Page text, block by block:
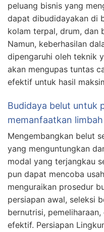
peluang bisnis yang
dapat dibudidayakan di
kolam terpal, drum, dan
Namun, keberhasilan
dipengaruhi oleh teknik
akan mengupas tuntas
efektif untuk hasil
Budidaya belut untuk
memanfaatkan
Mengembangkan belut
yang menguntungkan
modal yang terjangkau
pun dapat mencoba
menguraikan prosedur
persiapan awal, seleksi
bernutrisi,
efektif. Persiapan